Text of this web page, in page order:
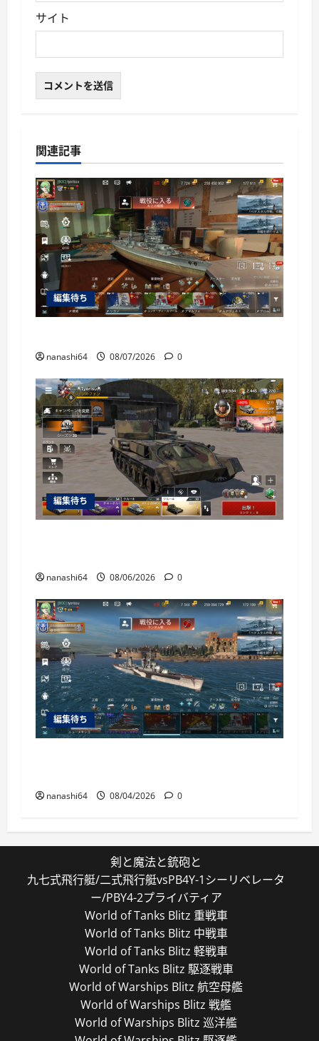
サイト
関連記事
編集待ち
nanashi64 08/07/2026 0
編集待ち
nanashi64 08/06/2026 0
編集待ち
nanashi64 08/04/2026 0
剣と魔法と銃砲と
九七式飛行艇/二式飛行艇vsPB4Y-1シーリベレータ
ー/PBY4-2プライバティア
World of Tanks Blitz 重戦車
World of Tanks Blitz 中戦車
World of Tanks Blitz 軽戦車
World of Tanks Blitz 駆逐戦車
World of Warships Blitz 航空母艦
World of Warships Blitz 戦艦
World of Warships Blitz 巡洋艦